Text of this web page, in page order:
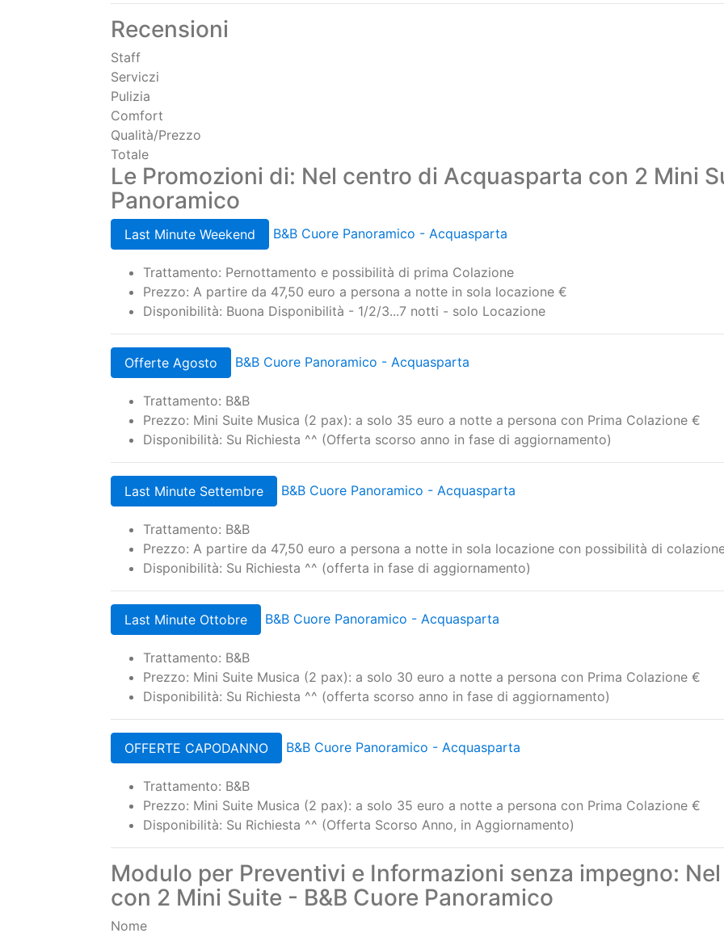
RICHIEDI PREVENTIVO
Recensioni
Staff
Serviczi
Pulizia
Comfort
Qualità/Prezzo
Totale
Le Promozioni di: Nel centro di Acquasparta con 2 Mini
Panoramico
Last Minute Weekend B&B Cuore Panoramico - Acquasparta
Trattamento: Pernottamento e possibilità di prima Colazione
Prezzo: A partire da 47,50 euro a persona a notte in sola locazione €
Offerte Agosto B&B Cuore Panoramico - Acquasparta
Trattamento: B&B
Prezzo: Mini Suite Musica (2 pax): a solo 35 euro a notte a persona con Prima Colazione €
Last Minute Settembre B&B Cuore Panoramico - Acquasparta
Trattamento: B&B
Prezzo: A partire da 47,50 euro a persona a notte in sola locazione con possibilità di
Last Minute Ottobre B&B Cuore Panoramico - Acquasparta
Trattamento: B&B
Prezzo: Mini Suite Musica (2 pax): a solo 30 euro a notte a persona con Prima Colazione €
OFFERTE CAPODANNO B&B Cuore Panoramico - Acquasparta
Prezzo: Mini Suite Musica (2 pax): a solo 35 euro a notte a persona con Prima Colazione €
Disponibilità: Su Richiesta ^^ (Offerta Scorso Anno, in Aggiornamento)